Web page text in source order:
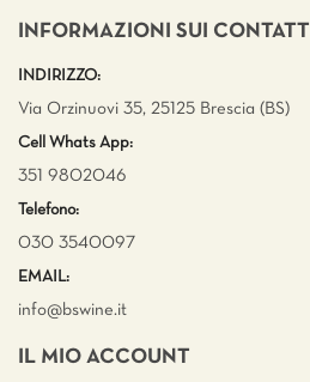
INFORMAZIONI SUI CONTATTI
INDIRIZZO:
Via Orzinuovi 35, 25125 Brescia (BS)
Cell Whats App:
351 9802046
Telefono:
030 3540097
EMAIL:
info@bswine.it
IL MIO ACCOUNT